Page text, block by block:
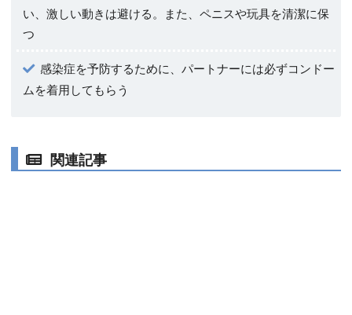
い、激しい動きは避ける。また、ペニスや玩具を清潔に保
つ
感染症を予防するために、パートナーには必ずコンドー
ムを着用してもらう
関連記事